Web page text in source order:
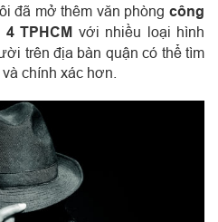
đã mở thêm văn phòng công
TPHCM với nhiều loại hình
trên địa bàn quận có thể tìm
chính xác hơn.